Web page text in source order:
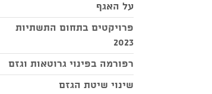
על האגף
פרויקטים בתחום התשתיות
2023
רפורמה בפינוי גרוטאות וגזם
שינוי שיטת הגזם